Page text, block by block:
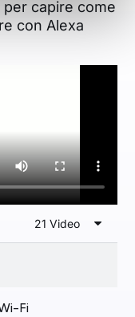
capire come
con Alexa
21 Video
Fi